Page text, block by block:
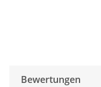
Bewertungen